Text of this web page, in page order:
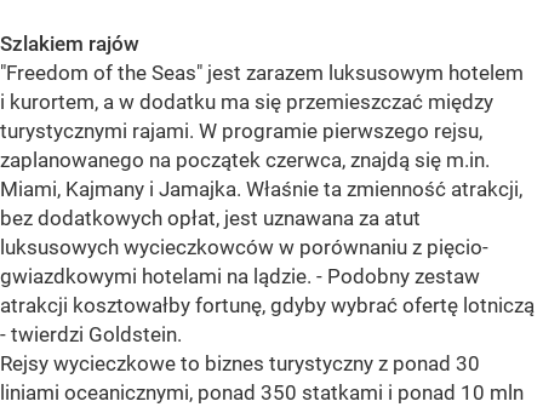
Szlakiem rajów
"Freedom of the Seas" jest zarazem luksusowym hotelem
i kurortem, a w dodatku ma się przemieszczać między
turystycznymi rajami. W programie pierwszego rejsu,
zaplanowanego na początek czerwca, znajdą się m.in.
Miami, Kajmany i Jamajka. Właśnie ta zmienność atrakcji,
bez dodatkowych opłat, jest uznawana za atut
luksusowych wycieczkowców w porównaniu z pięcio-
gwiazdkowymi hotelami na lądzie. - Podobny zestaw
atrakcji kosztowałby fortunę, gdyby wybrać ofertę lotniczą
- twierdzi Goldstein.
Rejsy wycieczkowe to biznes turystyczny z ponad 30
liniami oceanicznymi, ponad 350 statkami i ponad 10 mln